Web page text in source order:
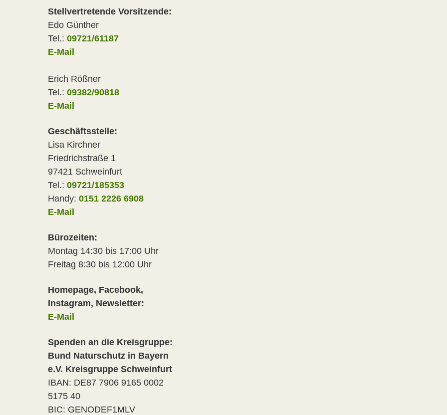
Stellvertretende Vorsitzende:
Edo Günther
Tel.: 09721/61187
E-Mail
Erich Rößner
Tel.: 09382/90818
E-Mail
Geschäftsstelle:
Lisa Kirchner
Friedrichstraße 1
97421 Schweinfurt
Tel.: 09721/185353
Handy: 0151 2226 6908
E-Mail
Bürozeiten:
Montag 14:30 bis 17:00 Uhr
Freitag 8:30 bis 12:00 Uhr
Homepage, Facebook,
Instagram, Newsletter:
E-Mail
Spenden an die Kreisgruppe:
Bund Naturschutz in Bayern
e.V. Kreisgruppe Schweinfurt
IBAN: DE87 7906 9165 0002
5175 40
BIC: GENODEF1MLV